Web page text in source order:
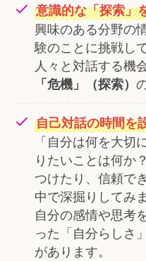
意識的な「探索」
興味のある分野の
験のことに挑戦し
人々と対話する機
「危機」（探索）
自己対話の時間を
「自分は何を大切
りたいことは何か
つけたり、信頼で
中で深掘りしてみ
自分の感情や思考
った「自分らしさ
があります。